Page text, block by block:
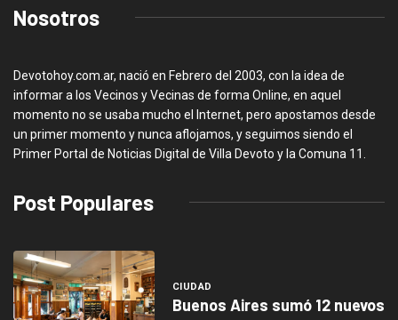
Nosotros
Devotohoy.com.ar, nació en Febrero del 2003, con la idea de
informar a los Vecinos y Vecinas de forma Online, en aquel
momento no se usaba mucho el Internet, pero apostamos desde
un primer momento y nunca aflojamos, y seguimos siendo el
Primer Portal de Noticias Digital de Villa Devoto y la Comuna 11.
Post Populares
CIUDAD
Buenos Aires sumó 12 nuevos